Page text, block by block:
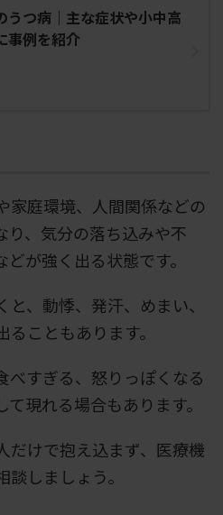
うつ病｜主な症状や小中高
事例を紹介
家庭環境、人間関係などの
り、気分の落ち込みや不
が強く出る状態です。
、動悸、発汗、めまい、
こともあります。
べすぎる、怒りっぽくなる
現れる場合もあります。
だけで抱え込まず、医療機
しましょう。